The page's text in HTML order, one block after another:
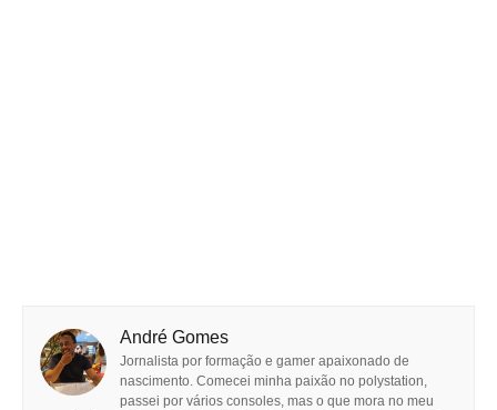
André Gomes
Jornalista por formação e gamer apaixonado de
nascimento. Comecei minha paixão no polystation,
passei por vários consoles, mas o que mora no meu